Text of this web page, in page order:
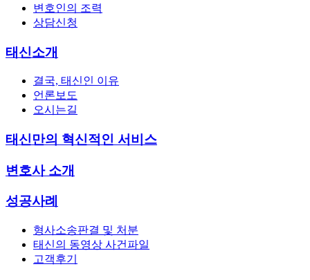
변호인의 조력
상담신청
태신소개
결국, 태신인 이유
언론보도
오시는길
태신만의 혁신적인 서비스
변호사 소개
성공사례
형사소송판결 및 처분
태신의 동영상 사건파일
고객후기